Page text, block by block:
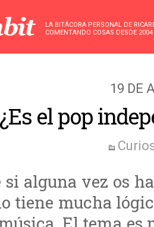
LA BITÁCORA PERSONAL DE
COMENTANDO COSAS DESDE 2004
19 DE
¿Es el pop
si alguna vez os
tiene mucha